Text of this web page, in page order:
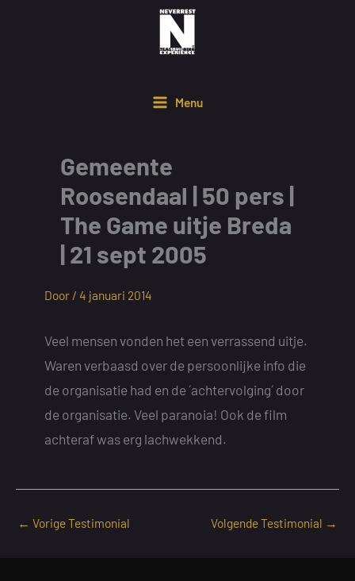
Menu
Gemeente
Roosendaal | 50 pers |
The Game uitje Breda
| 21 sept 2005
Door / 4 januari 2014
Veel mensen vonden het een verrassend uitje.
Waren verbaasd over de persoonlijke info die
de organisatie had en de ´achtervolging´ door
de organisatie. Veel paranoia! Ook de film
achteraf was erg lachwekkend.
← Vorige Testimonial Volgende Testimonial →